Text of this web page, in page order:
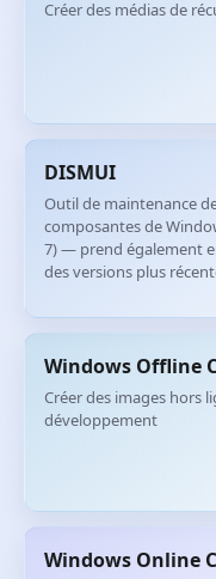
Créer des médias de
DISMUI
Outil de maintenance
composantes de
7) — prend également
des versions plus
Windows Offline
Créer des images hors
développement
Windows Online